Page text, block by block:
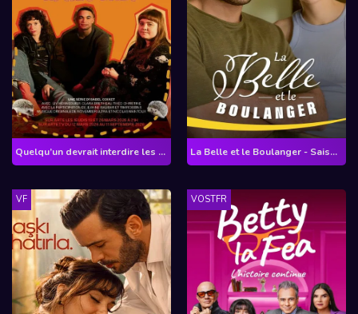
Quelqu’un devrait interdire les dimanches après-midi - Saison 1 La Belle et le Boulanger - Saison 1
VF VOSTFR